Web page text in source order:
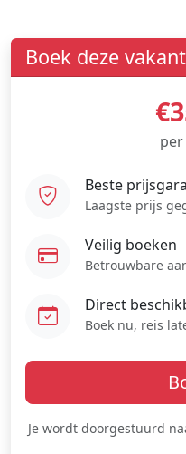
Boek deze
Beste
Laagste prijs
Veilig boeken
Betrouwbare
Direct
Boek nu, reis
Je wordt doorgestuurd